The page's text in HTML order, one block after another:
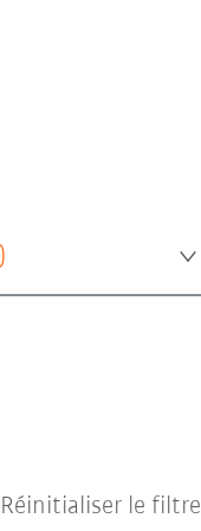
)
Réinitialiser le filtre